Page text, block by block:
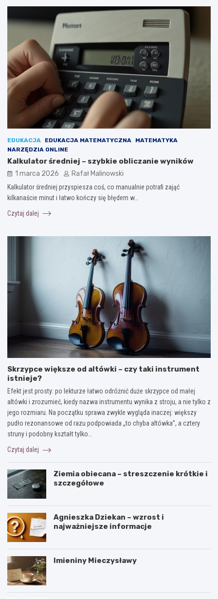
EDUKACJA EDUKACJA MATEMATYCZNA
MATEMATYKA
NARZĘDZIA ONLINE
Kalkulator średniej – szybkie obliczanie wyników
1 marca 2026 Rafał Malinowski
Kalkulator średniej przyspiesza coś, co manualnie potrafi zająć
kilkanaście minut i łatwo kończy się błędem w…
Czytaj dalej
Skrzypce większe od altówki – czy taki instrument
istnieje?
Efekt jest prosty: po lekturze łatwo odróżnić duże skrzypce od małej
altówki i zrozumieć, kiedy nazwa instrumentu wynika z stroju, a nie tylko z
jego rozmiaru. Na początku sprawa zwykle wygląda inaczej: większy
pudło rezonansowe od razu podpowiada „to chyba altówka”, a cztery
struny i podobny kształt tylko…
Czytaj dalej
Ziemia obiecana – streszczenie krótkie i
szczegółowe
Agnieszka Dziekan – wzrost i
najważniejsze informacje
Imieniny Mieczysławy